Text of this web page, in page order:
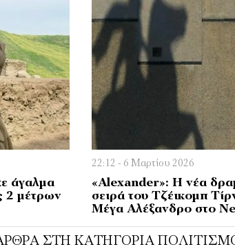
άγαλμα
2 μέτρων
22:12 - 6 Μαρτίου 2026
«Alexander»: Η νέα
σειρά του Τζέικομπ
Μέγα Αλέξανδρο στο
ΣΤΗ ΚΑΤΗΓΟΡΊΑ